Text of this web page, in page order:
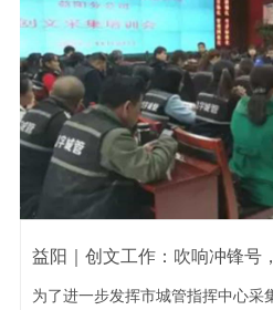
益阳｜创文工作：吹响冲锋号
为了进一步发挥市城管指挥中心采